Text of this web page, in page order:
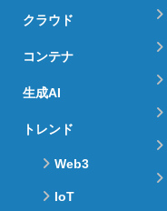
クラウド
コンテナ
生成AI
トレンド
Web3
IoT